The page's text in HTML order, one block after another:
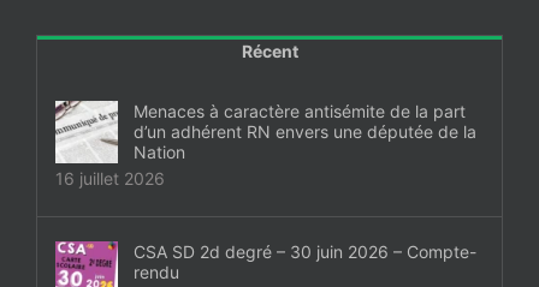
Récent
Menaces à caractère antisémite de la part
d’un adhérent RN envers une députée de la
Nation
16 juillet 2026
CSA SD 2d degré – 30 juin 2026 – Compte-
rendu